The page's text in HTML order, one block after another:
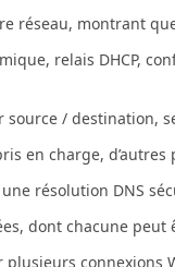
réseau, montrant
relais DHCP,
/ destination,
en charge,
résolution DNS
dont chacune
connexions